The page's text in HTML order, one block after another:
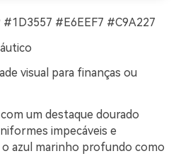
#E6EEF7 #C9A227
visual para finanças ou
um destaque dourado
impecáveis e
o azul marinho profundo como